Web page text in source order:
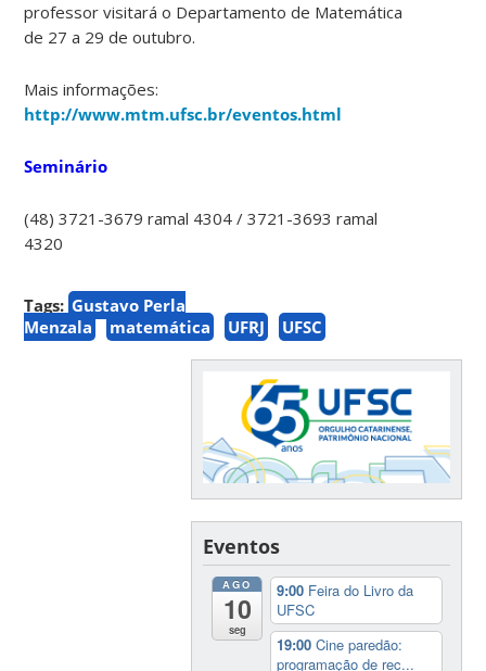
professor visitará o Departamento de Matemática
de 27 a 29 de outubro.
Mais informações:
http://www.mtm.ufsc.br/eventos.html
Seminário
(48) 3721-3679 ramal 4304 / 3721-3693 ramal
4320
Tags: Gustavo Perla
Menzala
matemática UFRJ UFSC
Eventos
AGO
10
seg
9:00 Feira do Livro da
UFSC
19:00Cine paredão:
programação de rec...